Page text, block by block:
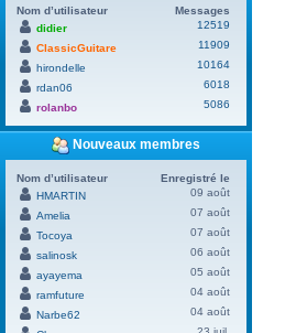
Nom d’utilisateur
Messages
didier
12519
ClassicGuitare
11909
hirondelle
10164
rdan06
6018
rolanbo
5086
Nouveaux membres
Nom d’utilisateur
Enregistré le
HMARTIN
09 août
Amelia
07 août
Tocoya
07 août
salinosk
06 août
ayayema
05 août
ramfuture
04 août
Narbe62
04 août